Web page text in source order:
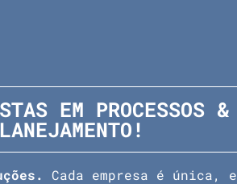
EM PROCESSOS &
Cada empresa é única, e